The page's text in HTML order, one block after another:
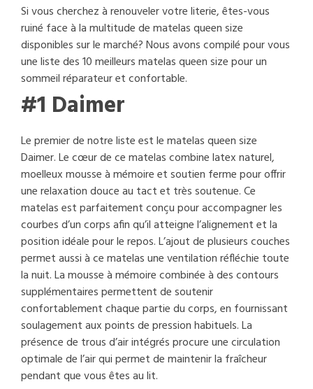
Si vous cherchez à renouveler votre literie, êtes-vous
ruiné face à la multitude de matelas queen size
disponibles sur le marché? Nous avons compilé pour vous
une liste des 10 meilleurs matelas queen size pour un
sommeil réparateur et confortable.
#1 Daimer
Le premier de notre liste est le matelas queen size
Daimer. Le cœur de ce matelas combine latex naturel,
moelleux mousse à mémoire et soutien ferme pour offrir
une relaxation douce au tact et très soutenue. Ce
matelas est parfaitement conçu pour accompagner les
courbes d’un corps afin qu’il atteigne l’alignement et la
position idéale pour le repos. L’ajout de plusieurs couches
permet aussi à ce matelas une ventilation réfléchie toute
la nuit. La mousse à mémoire combinée à des contours
supplémentaires permettent de soutenir
confortablement chaque partie du corps, en fournissant
soulagement aux points de pression habituels. La
présence de trous d’air intégrés procure une circulation
optimale de l’air qui permet de maintenir la fraîcheur
pendant que vous êtes au lit.